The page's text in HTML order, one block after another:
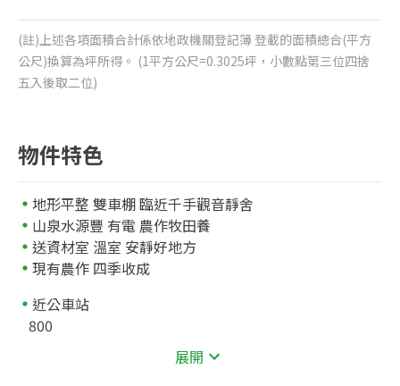
(註)上述各項面積合計係依地政機關登記簿 登載的面積總合(平方
公尺)換算為坪所得。 (1平方公尺=0.3025坪，小數點第三位四捨
五入後取二位)
物件特色
地形平整 雙車棚 臨近千手觀音靜舍
山泉水源豐 有電 農作牧田養
送資材室 溫室 安靜好地方
現有農作 四季收成
近公車站
800
展開